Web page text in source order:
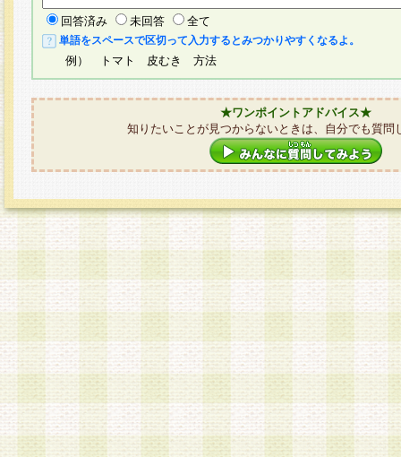
回答済み 未回答 全て
単語をスペースで区切って入力するとみつかりやすくなるよ。
例） トマト 皮むき 方法
★ワンポイントアドバイス★
知りたいことが見つからないときは、自分でも質問